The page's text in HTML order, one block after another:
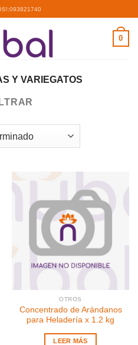
093821740
0
Y VARIEGATOS
OTROS
Concentrado de Arándanos
para Heladería x 1.2 kg
LEER MÁS